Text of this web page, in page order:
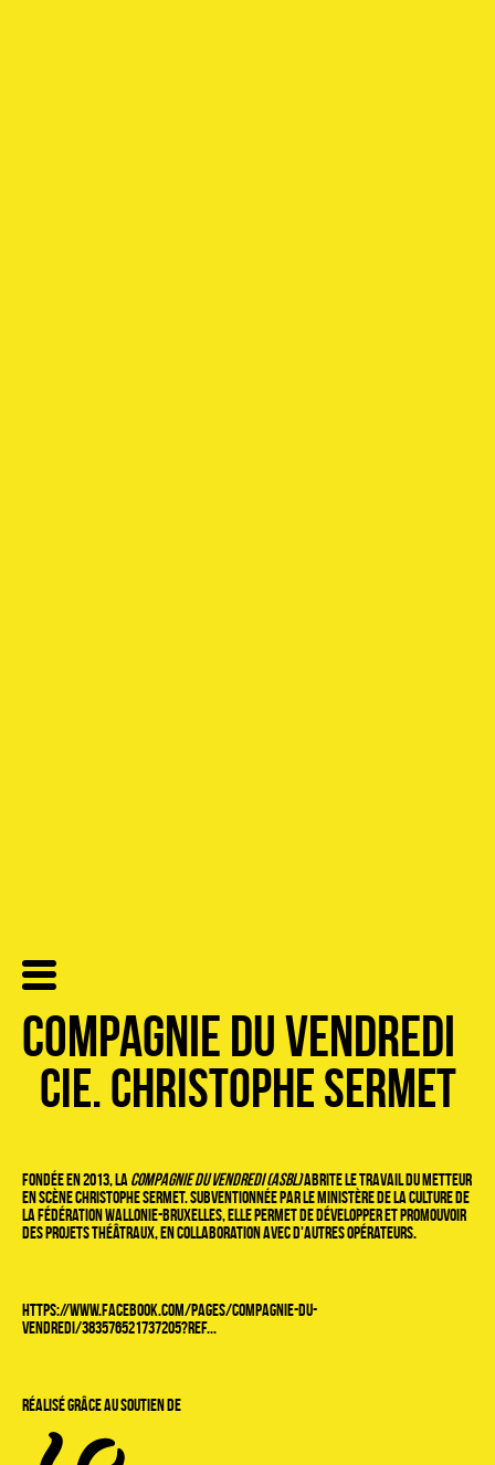
Compagnie du Vendredi
Cie. Christophe Sermet
Fondée en 2013, laCompagnie du Vendredi (asbl)abrite le travail du metteur
en scène Christophe Sermet. Subventionnée par le Ministère de la Culture de
la Fédération Wallonie-Bruxelles, elle permet de développer et promouvoir
des projets théâtraux, en collaboration avec d'autres opérateurs.
https://www.facebook.com/pages/compagnie-du-
vendredi/383576521737205?ref...
Réalisé grâce au soutien de